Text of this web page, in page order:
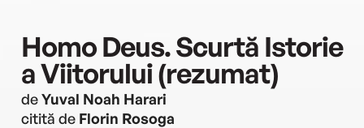
Homo Deus. Scurtă Istorie
a Viitorului (rezumat)
deYuval Noah Harari
citită de Florin Rosoga